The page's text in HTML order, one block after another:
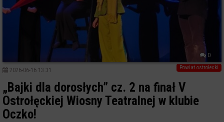
0
Powiat ostrołecki
2026-06-16 13:31
„Bajki dla dorosłych” cz. 2 na finał V
Ostrołęckiej Wiosny Teatralnej w klubie
Oczko!